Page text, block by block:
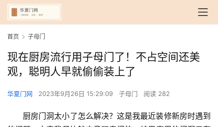
首页 子母门
现在厨房流行用子母门了！不占空间还美
观，聪明人早就偷偷装上了
华夏门网 2023年9月26日 15:29:09 子母门 阅读 282
厨房门洞太小了怎么解决？这是我最近装修新房时遇到